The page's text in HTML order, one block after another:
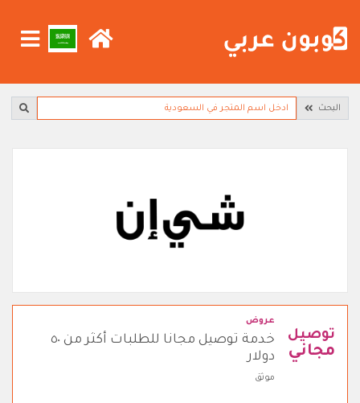
البحث
توصيل
مجاني
عروض
خدمة توصيل مجانا للطلبات أكثر من ٥٠
دولار
موثق